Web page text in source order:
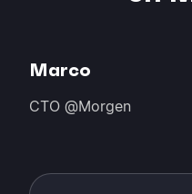
Marco
CTO @Morgen